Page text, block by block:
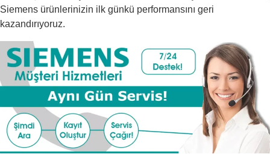
Siemens ürünlerinizin ilk günkü performansını geri
kazandırıyoruz.